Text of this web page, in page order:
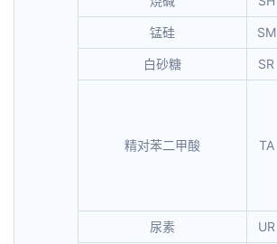
锰硅 SM
白砂糖 SR
精对苯二甲酸 TA
尿素 UR